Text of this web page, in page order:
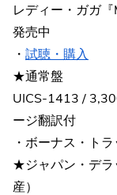
レディー・ガガ『
発売中
・ 試聴・購入
★通常盤
UICS-1413 /
ージ翻訳付
・ボーナス・ト
★ジャパン・デラ
産）